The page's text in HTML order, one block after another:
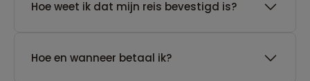
Hoe weet ik dat mijn reis bevestigd is?
Hoe en wanneer betaal ik?